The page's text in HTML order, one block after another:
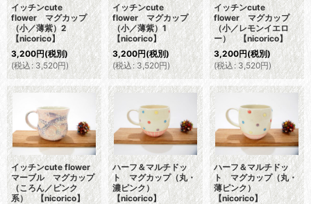
イッチンcute
flower マグカップ
（小／薄紫）2
【nicorico】
3,200円(税別)
(税込 : 3,520円)
イッチンcute
flower マグカップ
（小／薄紫）1
【nicorico】
3,200円(税別)
(税込 : 3,520円)
イッチンcute
flower マグカップ
（小／レモンイエロ
ー） 【nicorico】
3,200円(税別)
(税込: 3,520円)
イッチンcute flower
マーブル マグカップ
（ころん／ピンク
系） 【nicorico】
ハーフ＆マルチドッ
ト マグカップ（丸・
濃ピンク）
【nicorico】
ハーフ＆マルチドッ
ト マグカップ（丸・
薄ピンク）
【nicorico】